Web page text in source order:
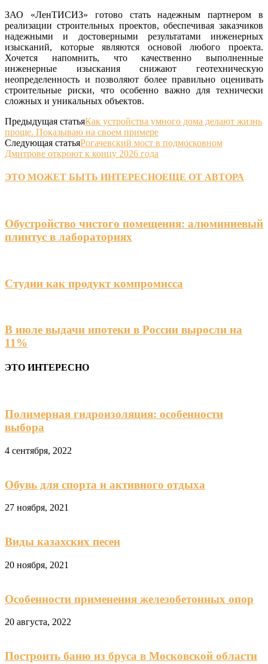
ЗАО «ЛенТИСИЗ» готово стать надежным партнером в
реализации строительных проектов, обеспечивая заказчиков
надежными и достоверными результатами инженерных
изысканий, которые являются основой любого проекта.
Хочется напомнить, что качественно выполненные
инженерные изыскания снижают геотехническую
неопределенность и позволяют более правильно оценивать
строительные риски, что особенно важно для технически
сложных и уникальных объектов.
Предыдущая статьяКак устройства умного дома делают жизнь
проще. Показываю на своем примере
Следующая статьяРогачевский мост в подмосковном
Дмитрове откроют к концу 2026 года
ЭТО МОЖЕТ БЫТЬ ИНТЕРЕСНОЕЩЕ ОТ АВТОРА
Обустройство чистого помещения: алюминиевый
плинтус в лабораториях
Студии как продукт компромисса
В июле выдачи ипотеки в России выросли на
11%
ЭТО ИНТЕРЕСНО
Полимерная гидроизоляция: особенности
выбора
4 сентября, 2022
Обувь для спорта и активного отдыха
27 ноября, 2021
Виды казахских песен
20 ноября, 2021
Особенности применения железобетонных опор
20 августа, 2022
Построить баню из бруса в Московской области